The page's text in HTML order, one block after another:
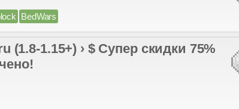
BedWars
1.15+) › $ Супер скидки 75%